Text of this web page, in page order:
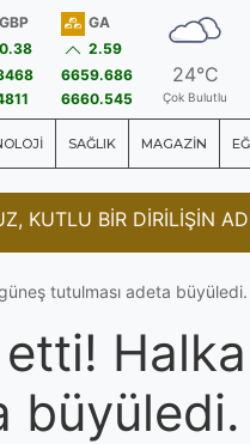
GBP
0.38
GA
2.59
6659.686
6660.545
24°C
Çok Bulutlu
SAĞLIK MAGAZİN
TAKIM, TÜRKİYE
tutulması adeta büyüledi.
büyüledi.